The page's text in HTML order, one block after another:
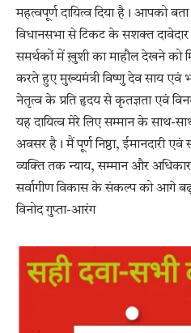
महत्वपूर्ण दायित्व दिया है। आपको
विधानसभा से टिकट के सशक्त
समर्थकों में ख़ुशी का माहौल देखने को
करते हुए मुख्यमंत्री विष्णु देव साय एवं
नेतृत्व के प्रति हृदय से कृतज्ञता एवं
यह दायित्व मेरे लिए सम्मान के साथ-
अवसर है। मैं पूर्ण निष्ठा, ईमानदारी
व्यक्ति तक न्याय, सम्मान और
सर्वागीण विकास के संकल्प को आगे
विनोद गुप्ता-आरंग